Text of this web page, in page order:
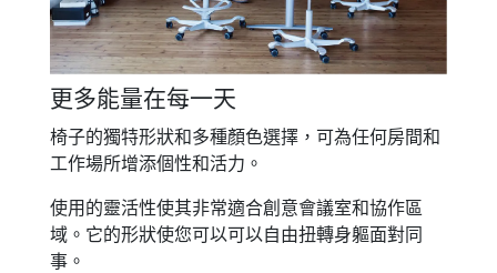
更多能量在每一天
椅子的獨特形狀和多種顏色選擇，可為任何房間和
工作場所增添個性和活力。
使用的靈活性使其非常適合創意會議室和協作區
域。它的形狀使您可以可以自由扭轉身軀面對同
事。